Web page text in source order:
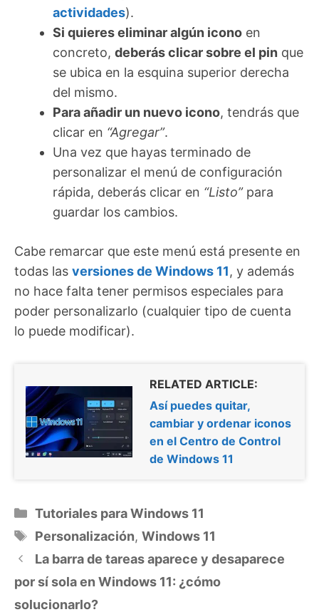
actividades).
Si quieres eliminar algún icono en
concreto, deberás clicar sobre el pin que
se ubica en la esquina superior derecha
del mismo.
Para añadir un nuevo icono, tendrás que
clicar en “Agregar”.
Una vez que hayas terminado de
personalizar el menú de configuración
rápida, deberás clicar en “Listo” para
guardar los cambios.
Cabe remarcar que este menú está presente en
todas las versiones de Windows 11, y además
no hace falta tener permisos especiales para
poder personalizarlo (cualquier tipo de cuenta
lo puede modificar).
RELATED ARTICLE:
Así puedes quitar,
cambiar y ordenar iconos
en el Centro de Control
de Windows 11
Categorías
Tutoriales para Windows 11
Etiquetas
Personalización, Windows 11
La barra de tareas aparece y desaparece
por sí sola en Windows 11: ¿cómo
solucionarlo?